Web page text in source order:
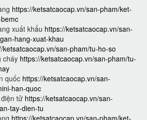
https://ketsatcaocap.vn/san-pham/ket-
xuất khẩu https://ketsatcaocap.vn/san-
hang-xuat-khau
ketsatcaocap.vn/san-pham/tu-ho-so
cháy https://ketsatcaocap.vn/san-pham/tu-
quốc https://ketsatcaocap.vn/san-
han-quoc
tử https://ketsatcaocap.vn/san-
tay-dien-tu